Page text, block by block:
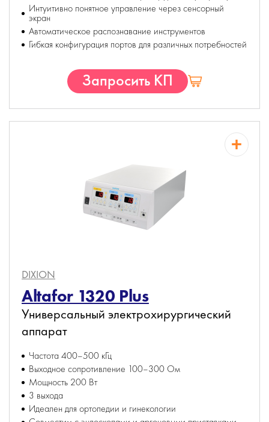
Интуитивно понятное управление через сенсорный
экран
Автоматическое распознавание инструментов
Гибкая конфигурация портов для различных потребностей
Запросить КП
DIXION
Altafor 1320 Plus
Универсальный электрохирургический
аппарат
Частота 400–500 кГц
Выходное сопротивление 100–300 Ом
Мощность 200 Вт
3 выхода
Идеален для ортопедии и гинекологии